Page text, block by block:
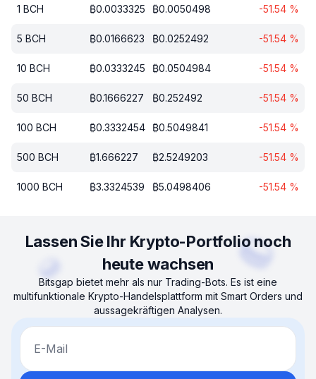
1 BCH ₿0.0033325 ₿0.0050498 -51.54 %
5 BCH ₿0.0166623 ₿0.0252492 -51.54 %
10 BCH ₿0.0333245 ₿0.0504984 -51.54 %
50 BCH ₿0.1666227 ₿0.252492 -51.54 %
100 BCH ₿0.3332454 ₿0.5049841 -51.54 %
500 BCH ₿1.666227 ₿2.5249203 -51.54 %
1000 BCH ₿3.3324539 ₿5.0498406 -51.54 %
Lassen Sie Ihr Krypto-Portfolio noch
heute wachsen
Bitsgap bietet mehr als nur Trading-Bots. Es ist eine
multifunktionale Krypto-Handelsplattform mit Smart Orders und
aussagekräftigen Analysen.
E-Mail